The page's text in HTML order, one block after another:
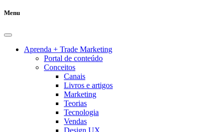
Menu
Aprenda + Trade Marketing
Portal de conteúdo
Conceitos
Canais
Livros e artigos
Marketing
Teorias
Tecnologia
Vendas